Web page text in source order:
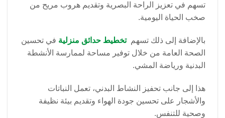
تسهم في تعزيز الراحة البصرية وتقديم هروب مريح من
صخب الحياة اليومية.
بالإضافة إلى ذلك تسهمتخطيط حدائق منزلية في تحسين
الصحة العامة من خلال توفير مساحة لممارسة الأنشطة
البدنية ورياضة المشي.
هذا إلى جانب تحفيز النشاط البدني، تعمل النباتات
والأشجار على تحسين جودة الهواء وتقديم بيئة نظيفة
وصحية للتنفس.